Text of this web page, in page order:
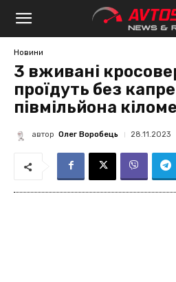
Avtosota
Новини
3 вживані
проїдуть без
півмільйона
автор Олег Воробець 28.11.2023